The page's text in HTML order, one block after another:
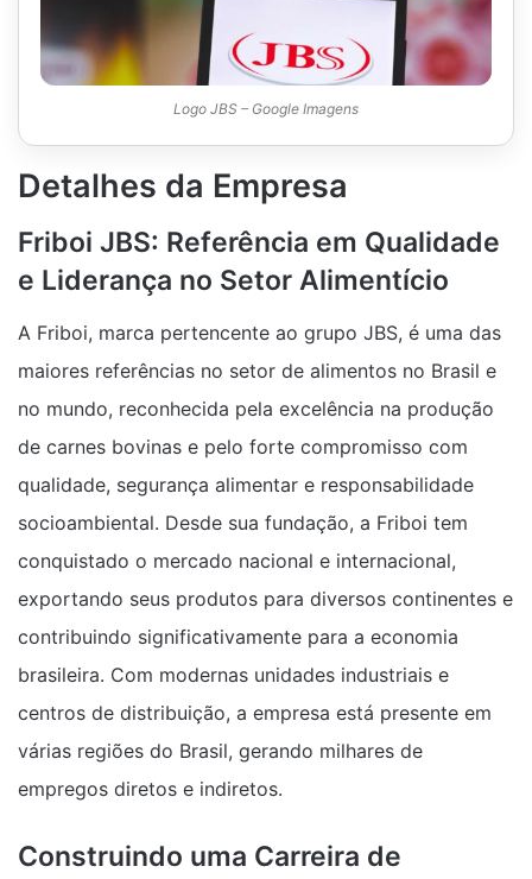
Logo JBS – Google Imagens
Detalhes da Empresa
Friboi JBS: Referência em Qualidade
e Liderança no Setor Alimentício
A Friboi, marca pertencente ao grupo JBS, é uma das
maiores referências no setor de alimentos no Brasil e
no mundo, reconhecida pela excelência na produção
de carnes bovinas e pelo forte compromisso com
qualidade, segurança alimentar e responsabilidade
socioambiental. Desde sua fundação, a Friboi tem
conquistado o mercado nacional e internacional,
exportando seus produtos para diversos continentes e
contribuindo significativamente para a economia
brasileira. Com modernas unidades industriais e
centros de distribuição, a empresa está presente em
várias regiões do Brasil, gerando milhares de
empregos diretos e indiretos.
Construindo uma Carreira de